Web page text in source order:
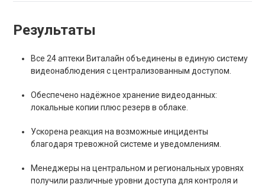
Результаты
Все 24 аптеки Виталайн объединены в единую систему
видеонаблюдения с централизованным доступом.
Обеспечено надёжное хранение видеоданных:
локальные копии плюс резерв в облаке.
Ускорена реакция на возможные инциденты
благодаря тревожной системе и уведомлениям.
Менеджеры на центральном и региональных уровнях
получили различные уровни доступа для контроля и